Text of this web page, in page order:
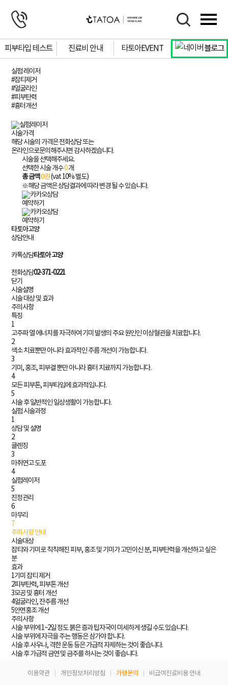
# 팔자주름
# 보톡스
상담문의
예약하기
자세히 보기
상담문의
예약하기
상담문의
예약하기
자세히 보기
피부타입 테스트 진료비 안내 타토아EVENT 블로그
실펌 레이저
#잡티제거
#얼굴라인
#피부탄력
#흉터개선
시술가격
해당 시술의 가격은 전화상담 또는
온라인으로문의해주시면 감사하겠습니다.
시술을 선택해주세요.
선택한 시술 개수0개
총 금액 0원(vat 10% 별도)
※해당 금액은 상담결과에 따라 변경 될 수 있습니다.
예약하기
예약하기
타토아고양
상담안내
카톡상담타토아 고양
전화상담02-371-0221
닫기
시술설명
시술 대상 및 효과
주의사항
특징
1
고주파 열 에너지를 자극하여 기미 발생의 주요 원인인 이상혈관을 치료합니다.
2
색소 치료뿐만 아니라 효과적인 주름 개선이 가능합니다.
3
기미, 홍조, 피부결 뿐만 아니라 흉터 치료까지 가능합니다.
4
모든 피부톤, 피부타입에 효과적입니다.
5
시술 후 일반적인 일상생활이 가능합니다.
실펌 시술과정
1
상담 및 설명
2
클렌징
3
마취연고 도포
4
실펌레이저
5
진정관리
6
마무리
7
주의사항 안내
시술대상
잡티와 기미로 칙칙해진 피부, 홍조 및 기미가 고민이신 분, 피부탄력을 개선하고 싶은
분
효과
1기미 잡티 제거
2피부탄력, 피부톤 개선
3모공 및 흉터 개선
4얼굴라인, 잔주름 개선
5안면홍조 개선
주의사항
시술 부위에 1~2일 정도 붉은 증과 팁자국이 미세하게 생길 수도 있습니다.
시술 부위에 자극을 주는 행동은 삼가야 합니다.
시술 후 사우나, 격한 운동 등은 가급적 자제하는 것이 좋습니다.
시술 후 가급적 금연 및 금주를 하시는 것이 좋습니다.
이용약관 개인정보처리방침 가맹문의 비급여진료비용 안내